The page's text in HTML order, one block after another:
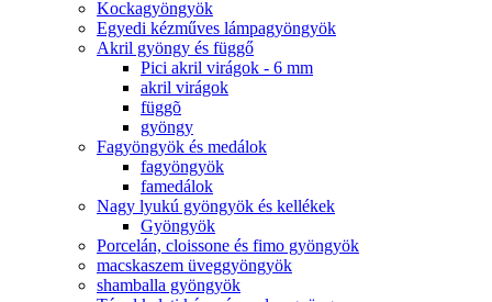
Kockagyöngyök
Egyedi kézműves lámpagyöngyök
Akril gyöngy és függő
Pici akril virágok - 6 mm
akril virágok
függõ
gyöngy
Fagyöngyök és medálok
fagyöngyök
famedálok
Nagy lyukú gyöngyök és kellékek
Gyöngyök
Porcelán, cloissone és fimo gyöngyök
macskaszem üveggyöngyök
shamballa gyöngyök